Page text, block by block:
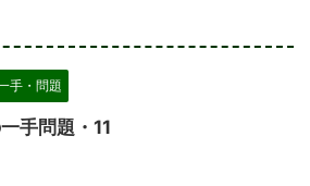
手・問題
手問題・11